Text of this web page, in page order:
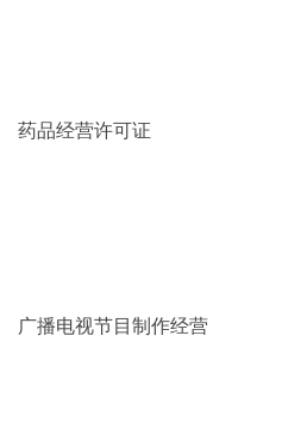
药品经营许可证
广播电视节目制作经营